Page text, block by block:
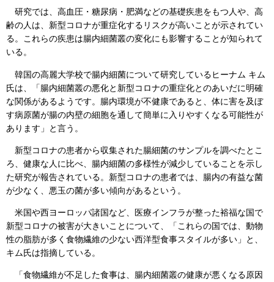
研究では、高血圧・糖尿病・肥満などの基礎疾患をもつ人や、高
齢の人は、新型コロナが重症化するリスクが高いことが示されてい
る。これらの疾患は腸内細菌叢の変化にも影響することが知られて
いる。
韓国の高麗大学校で腸内細菌について研究しているヒーナム キム
氏は、「腸内細菌叢の悪化と新型コロナの重症化とのあいだに明確
な関係があるようです。腸内環境が不健康であると、体に害を及ぼ
す病原菌が腸の内壁の細胞を通して簡単に入りやすくなる可能性が
あります」と言う。
新型コロナの患者から収集された腸細菌のサンプルを調べたとこ
ろ、健康な人に比べ、腸内細菌の多様性が減少していることを示し
た研究が報告されている。新型コロナの患者では、腸内の有益な菌
が少なく、悪玉の菌が多い傾向があるという。
米国や西ヨーロッパ諸国など、医療インフラが整った裕福な国で
新型コロナの被害が大きいことについて、「これらの国では、動物
性の脂肪が多く食物繊維の少ない西洋型食事スタイルが多い」と、
キム氏は指摘している。
「食物繊維が不足した食事は、腸内細菌叢の健康が悪くなる原因